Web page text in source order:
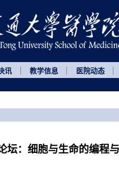
讯 教学信息 医院动态
坛：细胞与生命的编程